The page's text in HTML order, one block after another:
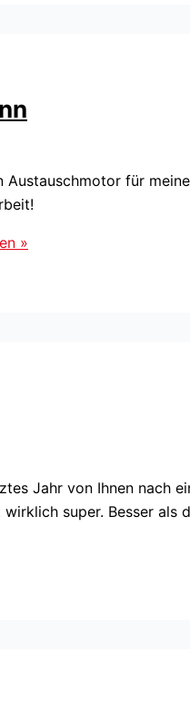
für
»
Jahr von Ihnen nach
super. Besser als